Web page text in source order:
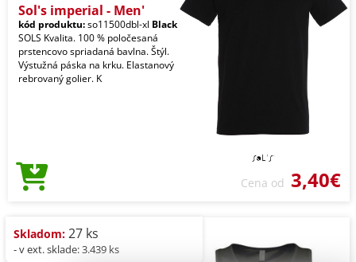
Sol's imperial - Men'
kód produktu:so11500dbl-xl Black
SOLS Kvalita. 100 % poločesaná
prstencovo spriadaná bavlna. Štýl.
Výstužná páska na krku. Elastanový
rebrovaný golier. K
Cena od 3,40€
Skladom: 27 ks
- v ext. sklade: 3.439 ks